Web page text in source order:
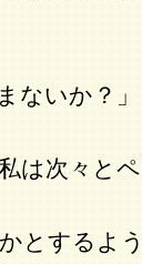
ないか？」
は次々と
とするよ